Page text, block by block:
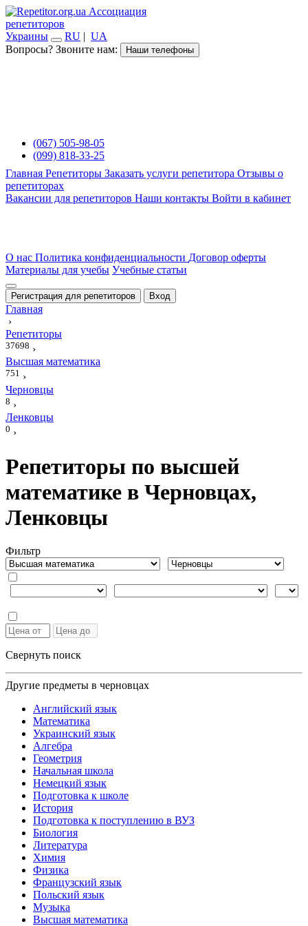
Ассоциация
репетиторов
Украины
RU | UA
Вопросы? Звоните нам:
Наши телефоны
(067) 505-98-05
(099) 818-33-25
Главная Репетиторы Заказать услуги репетитора Отзывы о
репетиторах
Вакансии для репетиторов Наши контакты Войти в кабинет
О нас Политика конфиденциальности Договор оферты
Материалы для учебы Учебные статьи
Регистрация для репетиторов Вход
Главная
›
Репетиторы
37698 ›
Высшая математика
751 ›
Черновцы
8 ›
Ленковцы
0 ›
Репетиторы по высшей
математике в Черновцах,
Ленковцы
Фильтр
Свернуть поиск
Другие предметы в черновцах
Английский язык
Математика
Украинский язык
Алгебра
Геометрия
Начальная школа
Немецкий язык
Подготовка к школе
История
Подготовка к поступлению в ВУЗ
Биология
Литература
Химия
Физика
Французский язык
Польский язык
Музыка
Высшая математика